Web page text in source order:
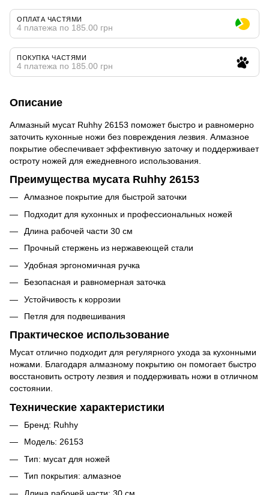
ОПЛАТА ЧАСТЯМИ
4 платежа по 185.00 грн
ПОКУПКА ЧАСТЯМИ
4 платежа по 185.00 грн
Описание
Алмазный мусат Ruhhy 26153 поможет быстро и равномерно
заточить кухонные ножи без повреждения лезвия. Алмазное
покрытие обеспечивает эффективную заточку и поддерживает
остроту ножей для ежедневного использования.
Преимущества мусата Ruhhy 26153
Алмазное покрытие для быстрой заточки
Подходит для кухонных и профессиональных ножей
Длина рабочей части 30 см
Прочный стержень из нержавеющей стали
Удобная эргономичная ручка
Безопасная и равномерная заточка
Устойчивость к коррозии
Петля для подвешивания
Практическое использование
Мусат отлично подходит для регулярного ухода за кухонными
ножами. Благодаря алмазному покрытию он помогает быстро
восстановить остроту лезвия и поддерживать ножи в отличном
состоянии.
Технические характеристики
Бренд: Ruhhy
Модель: 26153
Тип: мусат для ножей
Тип покрытия: алмазное
Длина рабочей части: 30 см